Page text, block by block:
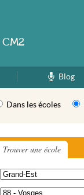
Blog
Dans les écoles
Trouver une école
CM2